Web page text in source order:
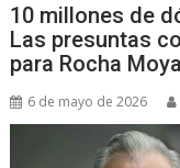
10 millones de
Las presuntas
para Rocha Moya
6 de mayo de 2026